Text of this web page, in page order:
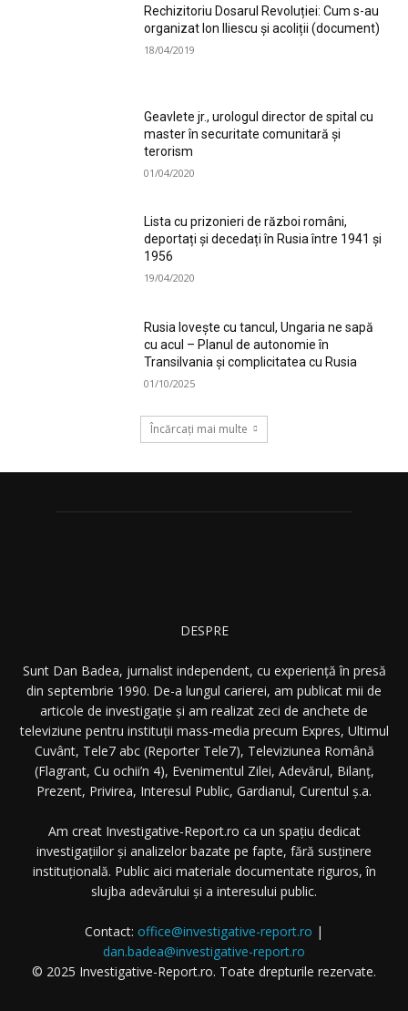
Rechizitoriu Dosarul Revoluției: Cum s-au
organizat Ion Iliescu și acoliții (document)
18/04/2019
Geavlete jr., urologul director de spital cu
master în securitate comunitară și
terorism
01/04/2020
Lista cu prizonieri de război români,
deportați și decedați în Rusia între 1941 și
1956
19/04/2020
Rusia lovește cu tancul, Ungaria ne sapă
cu acul – Planul de autonomie în
Transilvania și complicitatea cu Rusia
01/10/2025
Încărcați mai multe
DESPRE
Sunt Dan Badea, jurnalist independent, cu experiență în presă
din septembrie 1990. De-a lungul carierei, am publicat mii de
articole de investigație și am realizat zeci de anchete de
televiziune pentru instituții mass-media precum Expres, Ultimul
Cuvânt, Tele7 abc (Reporter Tele7), Televiziunea Română
(Flagrant, Cu ochii’n 4), Evenimentul Zilei, Adevărul, Bilanț,
Prezent, Privirea, Interesul Public, Gardianul, Curentul ș.a.
Am creat Investigative-Report.ro ca un spațiu dedicat
investigațiilor și analizelor bazate pe fapte, fără susținere
instituțională. Public aici materiale documentate riguros, în
slujba adevărului și a interesului public.
Contact: office@investigative-report.ro |
dan.badea@investigative-report.ro
© 2025 Investigative-Report.ro. Toate drepturile rezervate.